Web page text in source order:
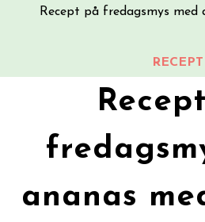
Recept på fredagsmys med
RECEPT
ananas